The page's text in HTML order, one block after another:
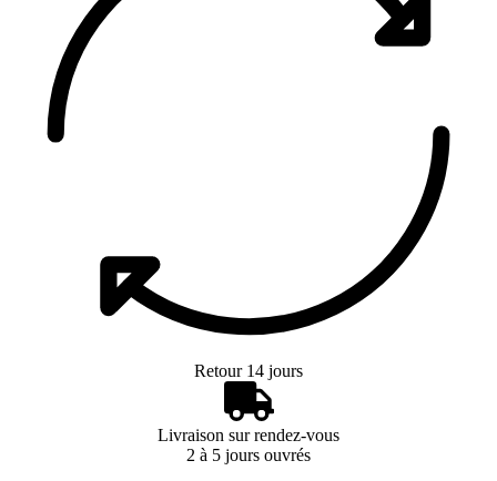
Retour 14 jours
Livraison sur rendez-vous
2 à 5 jours ouvrés